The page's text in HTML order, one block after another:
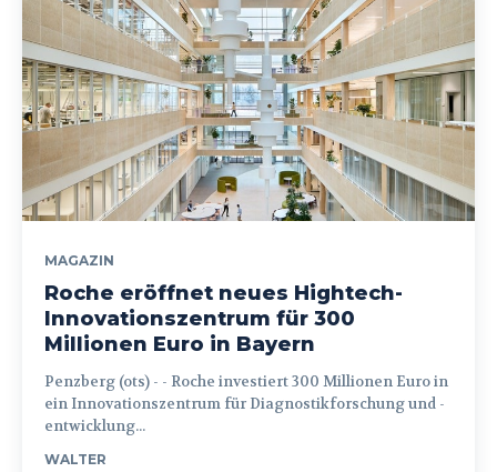
MAGAZIN
Roche eröffnet neues Hightech-
Innovationszentrum für 300
Millionen Euro in Bayern
Penzberg (ots) - - Roche investiert 300 Millionen Euro in
ein Innovationszentrum für Diagnostikforschung und -
entwicklung...
WALTER